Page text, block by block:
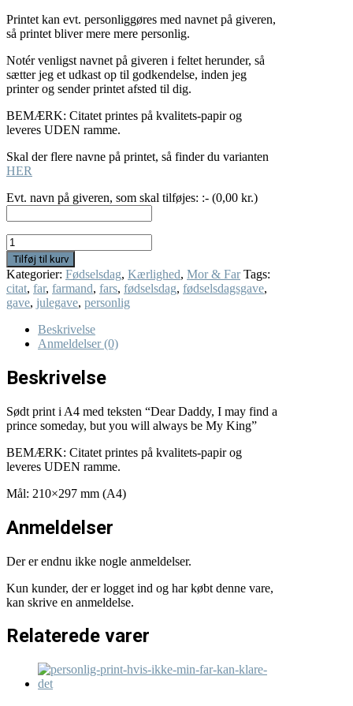
Printet kan evt. personliggøres med navnet på giveren,
så printet bliver mere mere personlig.
Notér venligst navnet på giveren i feltet herunder, så
sætter jeg et udkast op til godkendelse, inden jeg
printer og sender printet afsted til dig.
BEMÆRK: Citatet printes på kvalitets-papir og
leveres UDEN ramme.
Skal der flere navne på printet, så finder du varianten
HER
Evt. navn på giveren, som skal tilføjes: :- (0,00 kr.)
Dear
Daddy,
I
may
find
a
prince...
antal
Tilføj til kurv
Kategorier: Fødselsdag, Kærlighed, Mor & Far Tags:
citat, far, farmand, fars, fødselsdag, fødselsdagsgave,
gave, julegave, personlig
Beskrivelse
Anmeldelser (0)
Beskrivelse
Sødt print i A4 med teksten “Dear Daddy, I may find a
prince someday, but you will always be My King”
BEMÆRK: Citatet printes på kvalitets-papir og
leveres UDEN ramme.
Mål: 210×297 mm (A4)
Anmeldelser
Der er endnu ikke nogle anmeldelser.
Kun kunder, der er logget ind og har købt denne vare,
kan skrive en anmeldelse.
Relaterede varer